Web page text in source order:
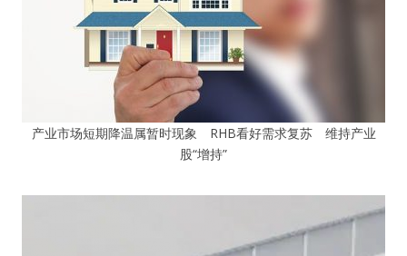
产业市场短期降温属暂时现象 RHB看好需求复苏 维持产业
股“增持”